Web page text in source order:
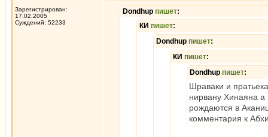
Зарегистрирован:
17.02.2005
Суждений: 52233
Dondhup пишет:
КИ пишет:
Dondhup пишет:
КИ пишет:
Dondhup пишет:
Шраваки и
нирвану Хинаяна
рождаются в
комментария к